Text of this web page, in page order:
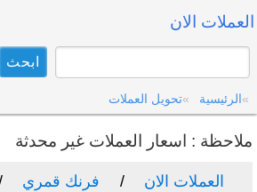
العملات الان
الرئيسية تحويل العملات
ملاحظة : اسعار العملات غير محدثة
العملات الان فرنك قمري